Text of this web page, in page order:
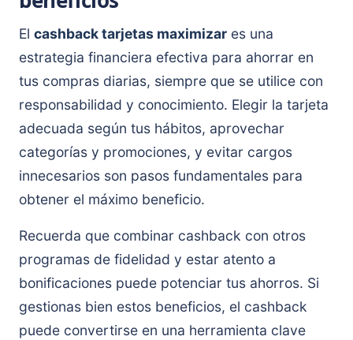
El cashback tarjetas maximizar es una
estrategia financiera efectiva para ahorrar en
tus compras diarias, siempre que se utilice con
responsabilidad y conocimiento. Elegir la tarjeta
adecuada según tus hábitos, aprovechar
categorías y promociones, y evitar cargos
innecesarios son pasos fundamentales para
obtener el máximo beneficio.
Recuerda que combinar cashback con otros
programas de fidelidad y estar atento a
bonificaciones puede potenciar tus ahorros. Si
gestionas bien estos beneficios, el cashback
puede convertirse en una herramienta clave